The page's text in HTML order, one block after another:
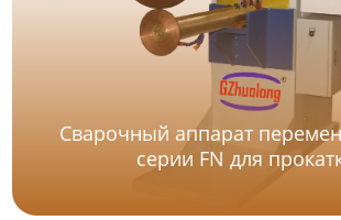
Сварочный аппарат
серии FN для